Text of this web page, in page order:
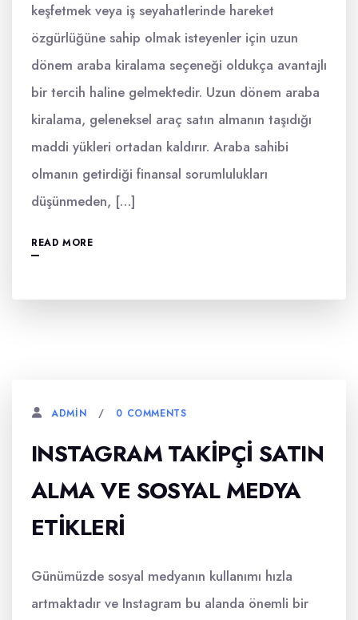
keşfetmek veya iş seyahatlerinde hareket
özgürlüğüne sahip olmak isteyenler için uzun
dönem araba kiralama seçeneği oldukça avantajlı
bir tercih haline gelmektedir. Uzun dönem araba
kiralama, geleneksel araç satın almanın taşıdığı
maddi yükleri ortadan kaldırır. Araba sahibi
olmanın getirdiği finansal sorumlulukları
düşünmeden, […]
READ MORE
ADMIN 0 COMMENTS
INSTAGRAM TAKIPÇI SATIN
ALMA VE SOSYAL MEDYA
ETIKLERI
Günümüzde sosyal medyanın kullanımı hızla
artmaktadır ve Instagram bu alanda önemli bir